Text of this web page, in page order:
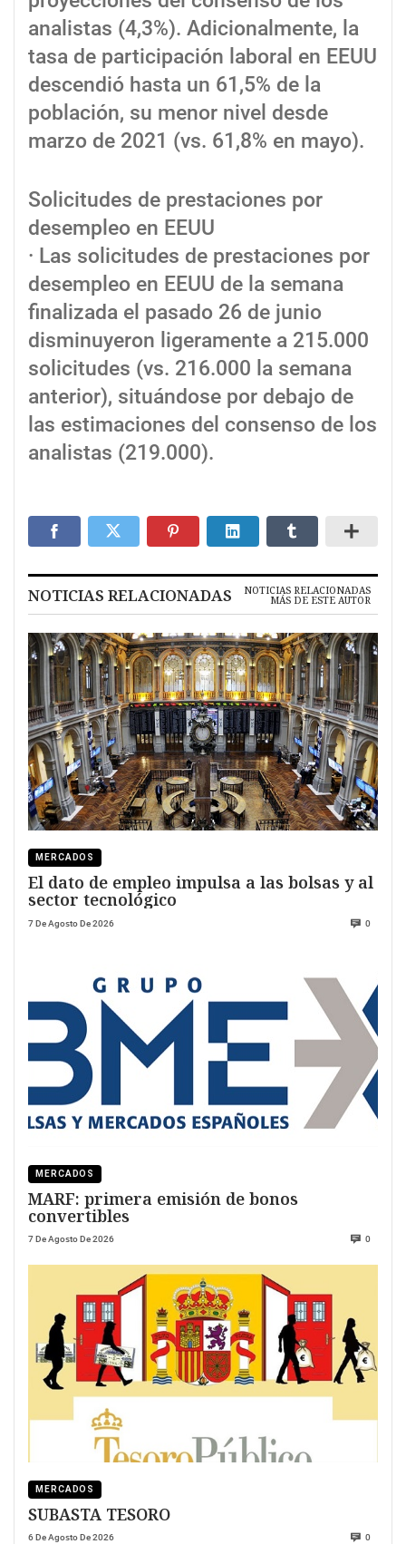
analistas (4,3%). Adicionalmente, la
tasa de participación laboral en EEUU
descendió hasta un 61,5% de la
población, su menor nivel desde
marzo de 2021 (vs. 61,8% en mayo).
Solicitudes de prestaciones por
desempleo en EEUU
· Las solicitudes de prestaciones por
desempleo en EEUU de la semana
finalizada el pasado 26 de junio
disminuyeron ligeramente a 215.000
solicitudes (vs. 216.000 la semana
anterior), situándose por debajo de
las estimaciones del consenso de los
analistas (219.000).
NOTICIAS RELACIONADAS NOTICIAS RELACIONADAS
MÁS DE ESTE AUTOR
MERCADOS
El dato de empleo impulsa a las bolsas y al
sector tecnológico
7 De Agosto De 2026 0
MERCADOS
MARF: primera emisión de bonos
convertibles
7 De Agosto De 2026 0
MERCADOS
SUBASTA TESORO
6 De Agosto De 2026 0